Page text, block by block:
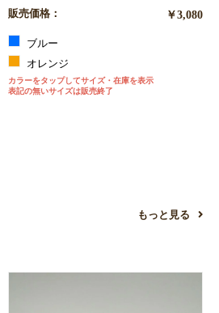
販売価格： ￥3,080
ブルー
オレンジ
カラーをタップしてサイズ・在庫を表示
表記の無いサイズは販売終了
もっと見る